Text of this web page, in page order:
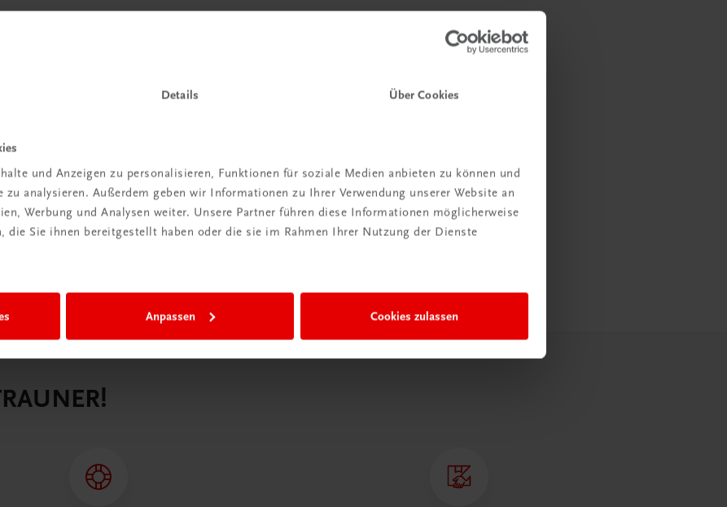
Details Über Cookies
und Anzeigen zu personalisieren, Funktionen für soziale Medien anbieten zu können und
zu analysieren. Außerdem geben wir Informationen zu Ihrer Verwendung unserer Website an
Werbung und Analysen weiter. Unsere Partner führen diese Informationen möglicherweise
die Sie ihnen bereitgestellt haben oder die sie im Rahmen Ihrer Nutzung der Dienste
Anpassen Cookies zulassen